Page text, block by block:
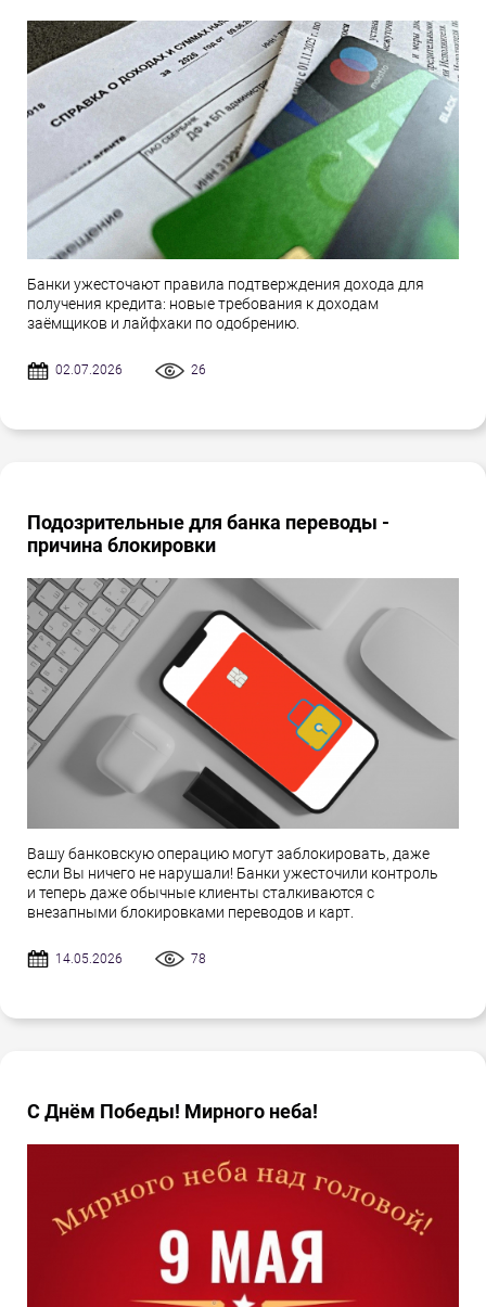
Банки ужесточают правила подтверждения дохода для
получения кредита: новые требования к доходам
заёмщиков и лайфхаки по одобрению.
02.07.2026 26
Подозрительные для банка переводы -
причина блокировки
Вашу банковскую операцию могут заблокировать, даже
если Вы ничего не нарушали! Банки ужесточили контроль
и теперь даже обычные клиенты сталкиваются с
внезапными блокировками переводов и карт.
14.05.2026 78
С Днём Победы! Мирного неба!